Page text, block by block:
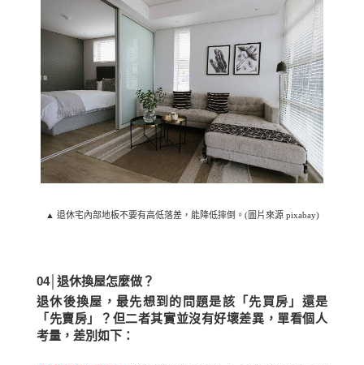
▲ 退休宅內部地板不要有高低落差，能降低摔倒。(圖片來源 pixabay)
04│ 退休換屋怎麼做？
退休後換屋，最先想到的問題是該「先買房」還是
「先賣房」？但二者其實並沒有好壞差異，單看個人
考量，差別如下：